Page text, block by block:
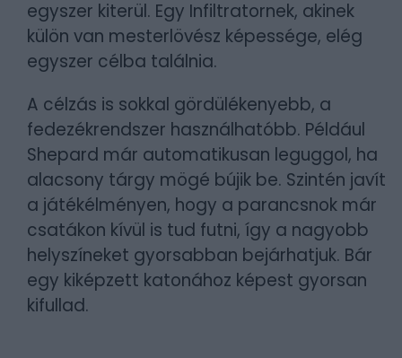
egyszer kiterül. Egy Infiltratornek, akinek
külön van mesterlövész képessége, elég
egyszer célba találnia.
A célzás is sokkal gördülékenyebb, a
fedezékrendszer használhatóbb. Például
Shepard már automatikusan leguggol, ha
alacsony tárgy mögé bújik be. Szintén javít
a játékélményen, hogy a parancsnok már
csatákon kívül is tud futni, így a nagyobb
helyszíneket gyorsabban bejárhatjuk. Bár
egy kiképzett katonához képest gyorsan
kifullad.